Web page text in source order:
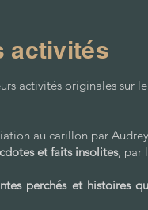
activités
activités originales sur
au carillon par
et faits insolites, par
perchés et histoires